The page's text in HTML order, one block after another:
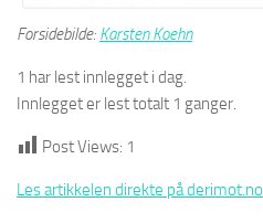
Forsidebilde: Karsten Koehn
1 har lest innlegget i dag.
Innlegget er lest totalt 1 ganger.
Post Views: 1
Les artikkelen direkte på derimot.no